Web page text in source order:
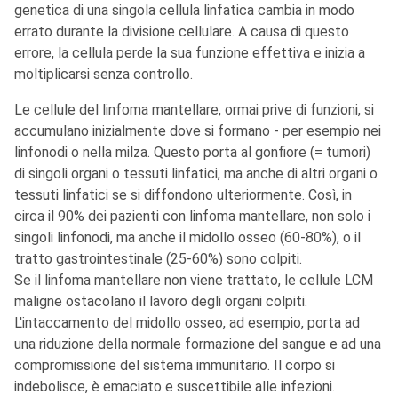
genetica di una singola cellula linfatica cambia in modo
errato durante la divisione cellulare. A causa di questo
errore, la cellula perde la sua funzione effettiva e inizia a
moltiplicarsi senza controllo.
Le cellule del linfoma mantellare, ormai prive di funzioni, si
accumulano inizialmente dove si formano - per esempio nei
linfonodi o nella milza. Questo porta al gonfiore (= tumori)
di singoli organi o tessuti linfatici, ma anche di altri organi o
tessuti linfatici se si diffondono ulteriormente. Così, in
circa il 90% dei pazienti con linfoma mantellare, non solo i
singoli linfonodi, ma anche il midollo osseo (60-80%), o il
tratto gastrointestinale (25-60%) sono colpiti.
Se il linfoma mantellare non viene trattato, le cellule LCM
maligne ostacolano il lavoro degli organi colpiti.
L'intaccamento del midollo osseo, ad esempio, porta ad
una riduzione della normale formazione del sangue e ad una
compromissione del sistema immunitario. Il corpo si
indebolisce, è emaciato e suscettibile alle infezioni.